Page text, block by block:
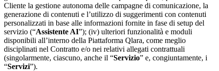
Cliente la gestione autonoma delle campagne di comunicazione, la
generazione di contenuti e l’utilizzo di suggerimenti con contenuti
personalizzati in base alle informazioni fornite in fase di setup del
servizio (“Assistente AI”); (iv) ulteriori funzionalità e moduli
disponibili all’interno della Piattaforma Qlara, come meglio
disciplinati nel Contratto e/o nei relativi allegati contrattuali
(singolarmente, ciascuno, anche il “Servizio” e, congiuntamente, i
“Servizi”).